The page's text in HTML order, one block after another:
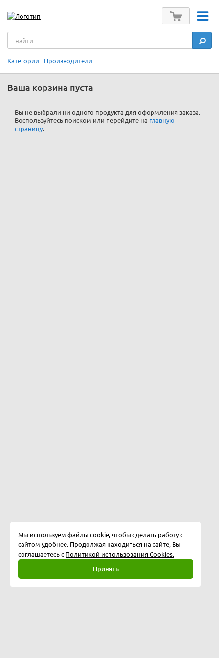
Категории Производители
Ваша корзина пуста
Вы не выбрали ни одного продукта для оформления заказа.
Воспользуйтесь поиском или перейдите на главную
страницу.
Мы используем файлы cookie, чтобы сделать работу с
сайтом удобнее. Продолжая находиться на сайте, Вы
соглашаетесь с Политикой использования Cookies.
Принять